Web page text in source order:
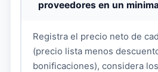
proveedores en un
Registra el precio neto de
(precio lista menos
bonificaciones), considera